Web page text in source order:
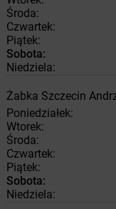
Środa:
Czwartek:
Piątek:
Sobota:
Niedziela:
Żabka Szczecin
Poniedziałek:
Wtorek:
Środa:
Czwartek:
Piątek:
Sobota:
Niedziela: